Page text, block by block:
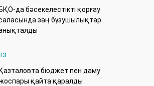
БҚО-да бәсекелестікті қорғау
заң бұзушылықтар
Қазталовта бюджет пен даму
қайта қаралды